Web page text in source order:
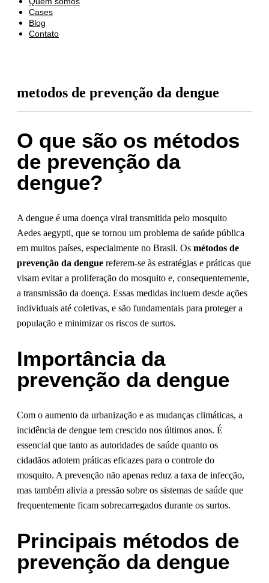
Cases
Blog
Contato
metodos de prevenção da dengue
O que são os métodos
de prevenção da
dengue?
A dengue é uma doença viral transmitida pelo mosquito
Aedes aegypti, que se tornou um problema de saúde pública
em muitos países, especialmente no Brasil. Os métodos de
prevenção da dengue referem-se às estratégias e práticas que
visam evitar a proliferação do mosquito e, consequentemente,
a transmissão da doença. Essas medidas incluem desde ações
individuais até coletivas, e são fundamentais para proteger a
população e minimizar os riscos de surtos.
Importância da
prevenção da dengue
Com o aumento da urbanização e as mudanças climáticas, a
incidência de dengue tem crescido nos últimos anos. É
essencial que tanto as autoridades de saúde quanto os
cidadãos adotem práticas eficazes para o controle do
mosquito. A prevenção não apenas reduz a taxa de infecção,
mas também alivia a pressão sobre os sistemas de saúde que
frequentemente ficam sobrecarregados durante os surtos.
Principais métodos de
prevenção da dengue